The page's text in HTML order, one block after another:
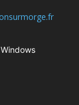
Windows